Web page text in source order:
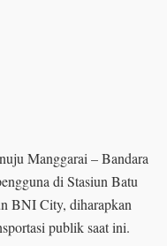
Manggarai – Bandara
di Stasiun Batu
BNI City, diharapkan
publik saat ini.